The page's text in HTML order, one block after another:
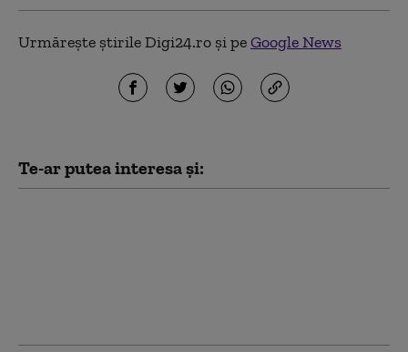
Urmărește știrile Digi24.ro și peGoogle News
Te-ar putea interesa și: